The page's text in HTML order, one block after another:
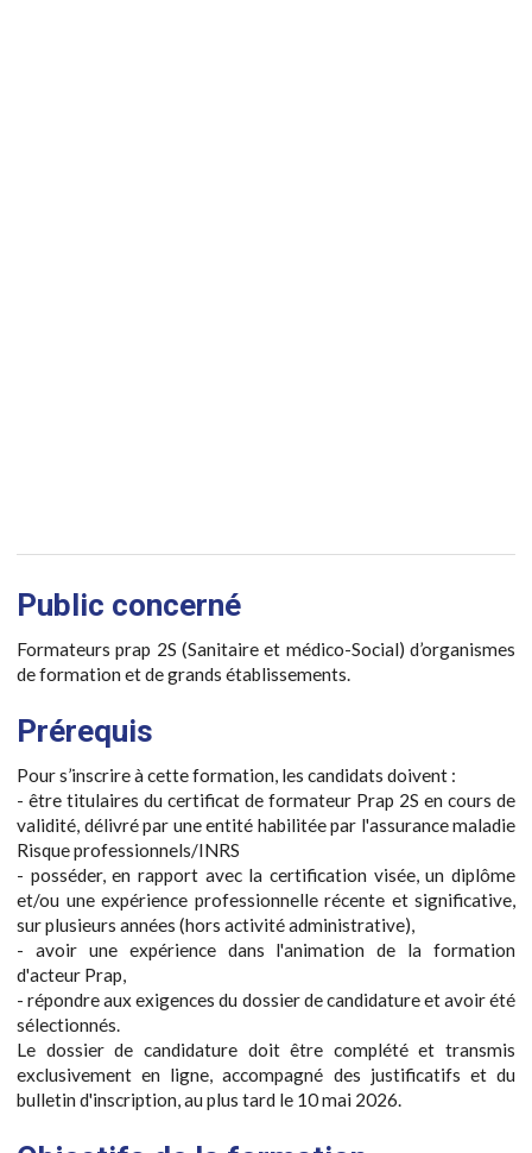
Public concerné
Formateurs prap 2S (Sanitaire et médico-Social) d’organismes
de formation et de grands établissements.
Prérequis
Pour s’inscrire à cette formation, les candidats doivent :
- être titulaires du certificat de formateur Prap 2S en cours de
validité, délivré par une entité habilitée par l'assurance maladie
Risque professionnels/INRS
- posséder, en rapport avec la certification visée, un diplôme
et/ou une expérience professionnelle récente et significative,
sur plusieurs années (hors activité administrative),
- avoir une expérience dans l'animation de la formation
d'acteur Prap,
- répondre aux exigences du dossier de candidature et avoir été
sélectionnés.
Le dossier de candidature doit être complété et transmis
exclusivement en ligne, accompagné des justificatifs et du
bulletin d'inscription, au plus tard le 10 mai 2026.